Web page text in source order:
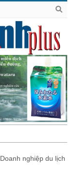
Doanh nghiệp du lịch